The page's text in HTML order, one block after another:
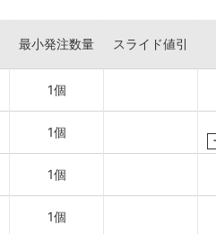
最小発注数量 スライド値引
1個
1個
1個
1個